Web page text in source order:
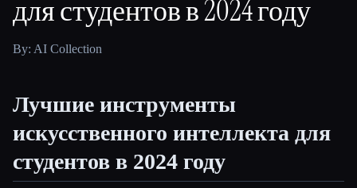
Сравнить инструменты
Все категории
для студентов в 2024 году
By: AI Collection
Лучшие инструменты
искусственного интеллекта для
студентов в 2024 году